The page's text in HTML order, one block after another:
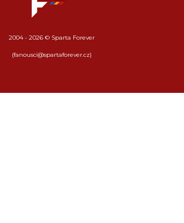
2004 - 2026 © Sparta Forever
(fanousci@spartaforever.cz)